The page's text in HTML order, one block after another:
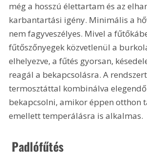
még a hosszú élettartam és az
karbantartási igény. Minimális a
nem fagyveszélyes. Mivel a
fűtőszőnyegek közvetlenül a
elhelyezve, a fűtés gyorsan,
reagál a bekapcsolásra. A
termosztáttal kombinálva
bekapcsolni, amikor éppen otthon
emellett temperálásra is alkalmas.
Padlófűtés